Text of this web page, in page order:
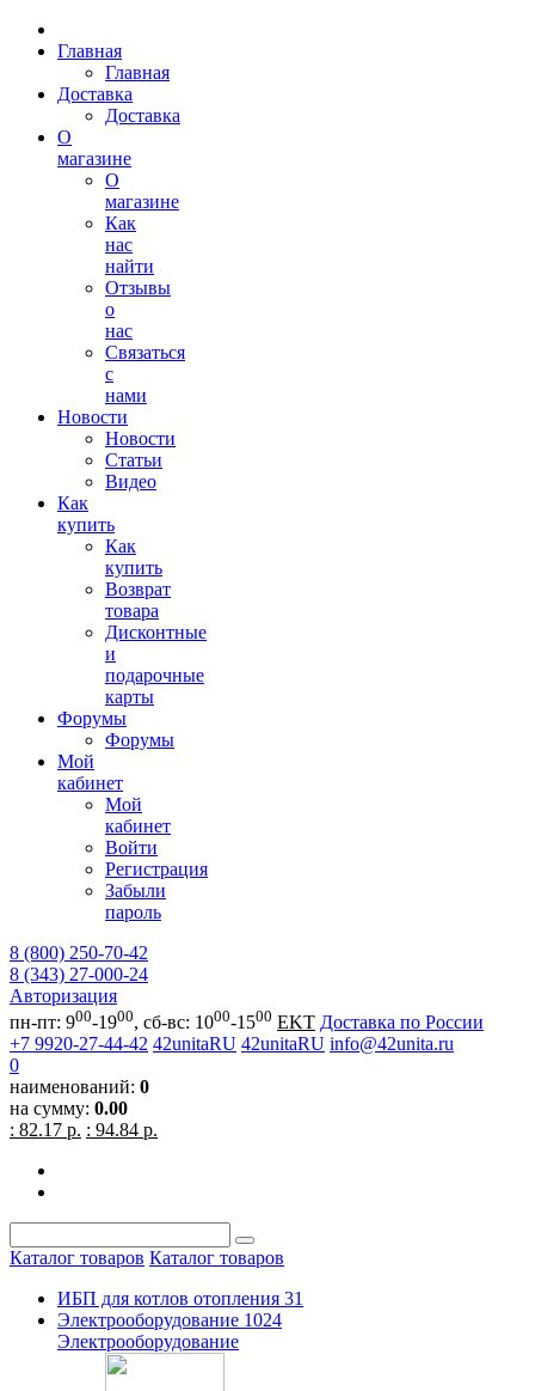
Главная
Главная
Доставка
Доставка
О
магазине
О
магазине
Как
нас
найти
Отзывы
о
нас
Связаться
с
нами
Новости
Новости
Статьи
Видео
Как
купить
Как
купить
Возврат
товара
Дисконтные
и
подарочные
карты
Форумы
Форумы
Мой
кабинет
Мой
кабинет
Войти
Регистрация
Забыли
пароль
8 (800) 250-70-42
8 (343) 27-000-24
Авторизация
пн-пт: 900-1900, сб-вс: 1000-1500 EKT Доставка по России
+7 9920-27-44-42 42unitaRU 42unitaRU info@42unita.ru
0
наименований: 0
на сумму: 0.00
: 82.17 р. : 94.84 р.
Каталог товаров Каталог товаров
ИБП для котлов отопления 31
Электрооборудование 1024
Электрооборудование